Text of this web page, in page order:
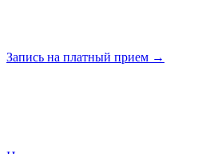
Запись на платный прием →